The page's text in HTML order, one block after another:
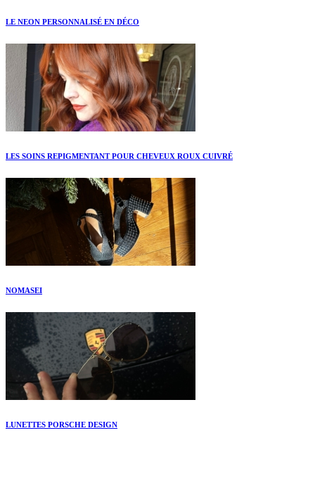
LE NEON PERSONNALISÉ EN DÉCO
LES SOINS REPIGMENTANT POUR CHEVEUX ROUX CUIVRÉ
NOMASEI
LUNETTES PORSCHE DESIGN